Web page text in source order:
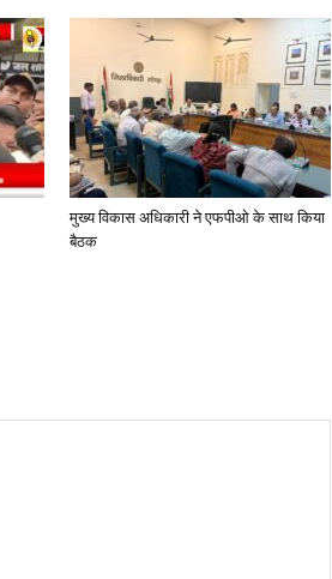
मुख्य विकास अधिकारी ने एफपीओ के साथ किया
बैठक